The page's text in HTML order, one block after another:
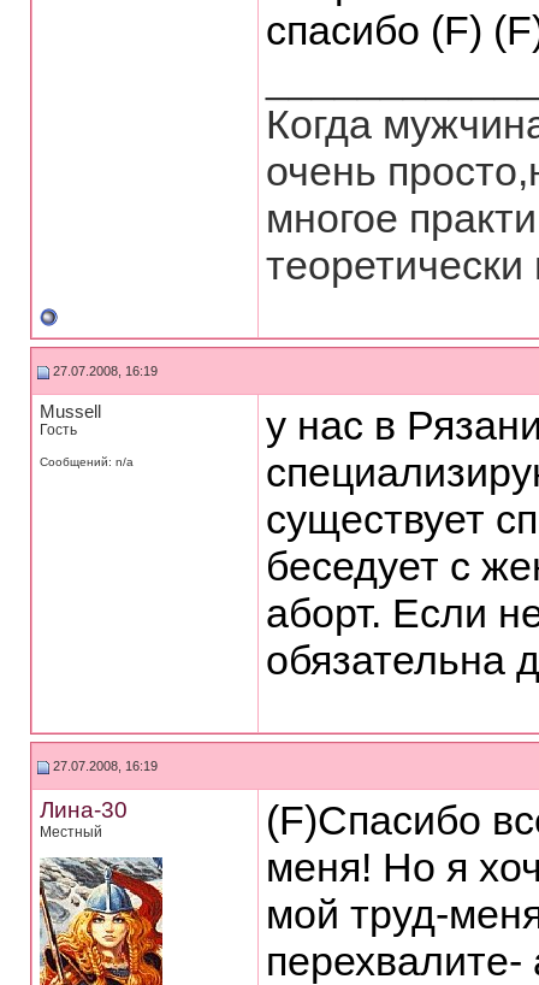
спасибо (F)
Когда
очень
многое
27.07.2008, 16:19
Mussell
Гость
Сообщений: n/a
у нас в
существует
беседует с
аборт. Если
обязательна
27.07.2008, 16:19
Лина-30
Местный
(F)Спасибо
меня! Но я
мой труд-
перехвалите-